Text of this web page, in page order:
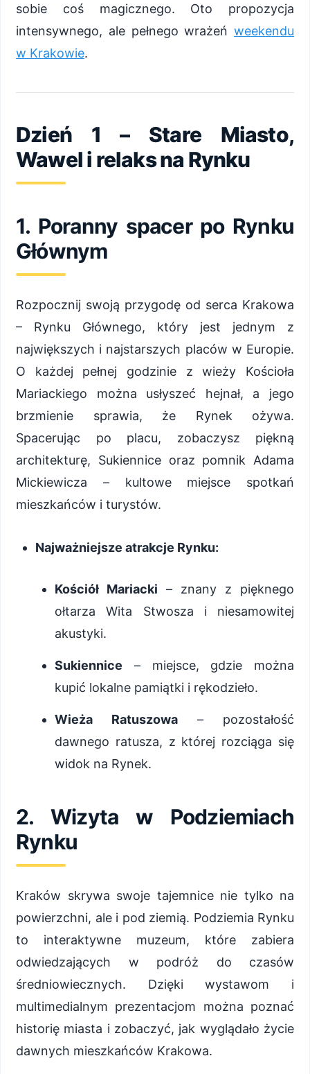
sobie coś magicznego. Oto propozycja
intensywnego, ale pełnego wrażeń weekendu
w Krakowie.
Dzień 1 – Stare Miasto,
Wawel i relaks na Rynku
1. Poranny spacer po Rynku
Głównym
Rozpocznij swoją przygodę od serca Krakowa
– Rynku Głównego, który jest jednym z
największych i najstarszych placów w Europie.
O każdej pełnej godzinie z wieży Kościoła
Mariackiego można usłyszeć hejnał, a jego
brzmienie sprawia, że Rynek ożywa.
Spacerując po placu, zobaczysz piękną
architekturę, Sukiennice oraz pomnik Adama
Mickiewicza – kultowe miejsce spotkań
mieszkańców i turystów.
Najważniejsze atrakcje Rynku:
Kościół Mariacki – znany z pięknego
ołtarza Wita Stwosza i niesamowitej
akustyki.
Sukiennice – miejsce, gdzie można
kupić lokalne pamiątki i rękodzieło.
Wieża Ratuszowa – pozostałość
dawnego ratusza, z której rozciąga się
widok na Rynek.
2. Wizyta w Podziemiach
Rynku
Kraków skrywa swoje tajemnice nie tylko na
powierzchni, ale i pod ziemią. Podziemia Rynku
to interaktywne muzeum, które zabiera
odwiedzających w podróż do czasów
średniowiecznych. Dzięki wystawom i
multimedialnym prezentacjom można poznać
historię miasta i zobaczyć, jak wyglądało życie
dawnych mieszkańców Krakowa.